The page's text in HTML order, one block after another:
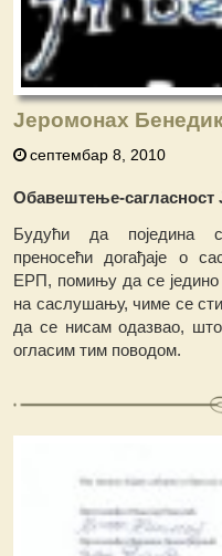
Јеромонах
септембар 8, 2010
Обавештење-сагласност
Будући да поједина
преносећи догађаје о
ЕРП, помињу да се једино
на саслушању, чиме се
дa се нисам одазвао,
огласим тим поводом.